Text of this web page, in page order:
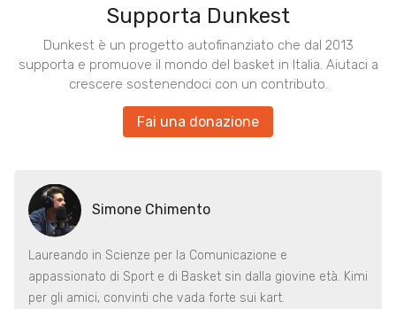
Supporta Dunkest
Dunkest è un progetto autofinanziato che dal 2013
supporta e promuove il mondo del basket in Italia. Aiutaci a
crescere sostenendoci con un contributo.
Fai una donazione
Simone Chimento
Laureando in Scienze per la Comunicazione e
appassionato di Sport e di Basket sin dalla giovine età. Kimi
per gli amici, convinti che vada forte sui kart.